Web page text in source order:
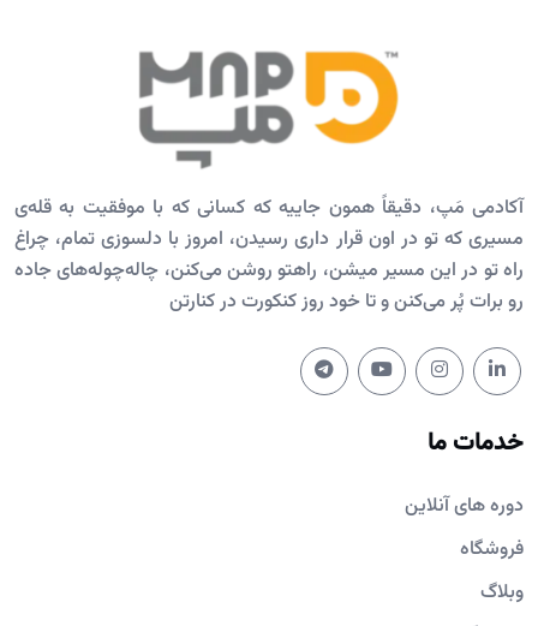
آکادمی مَپ، دقیقاً همون جاییه که کسانی که با موفقیت به قله‌ی
مسیری که تو در اون قرار داری رسیدن، امروز با دلسوزی تمام، چراغ
راه تو در این مسیر میشن، راهتو روشن می‌کنن، چاله‌چوله‌های جاده
رو برات پُر می‌کنن و تا خود روز کنکورت در کنارتن
خدمات ما
دوره های آنلاین
فروشگاه
وبلاگ